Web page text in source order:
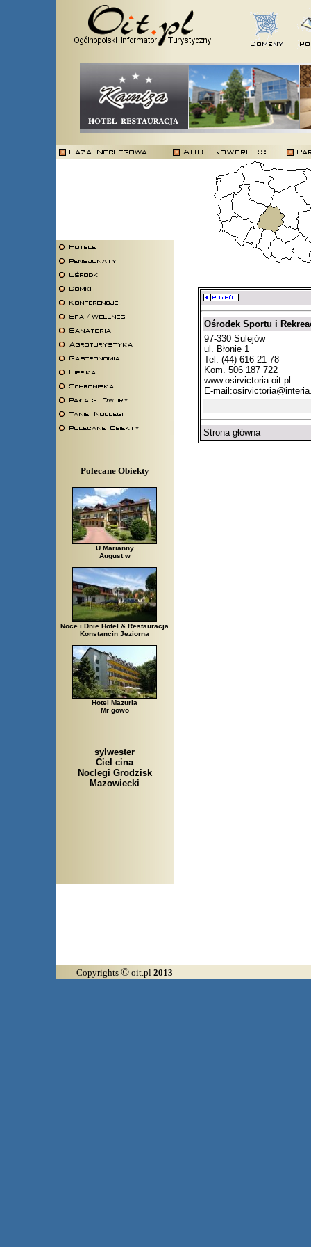
Polecane Obiekty
U Marianny
August w
Noce i Dnie Hotel & Restauracja
Konstancin Jeziorna
Hotel Mazuria
Mr gowo
sylwester
Ciel cina
Noclegi Grodzisk
Mazowiecki
Ośrodek Sportu i
97-330 Sulejów
ul. Błonie 1
Tel. (44) 616 21 78
Kom. 506 187 722
www.osirvictoria.oit.pl
E-mail:
Strona główna
Copyrights © oit.pl 2013